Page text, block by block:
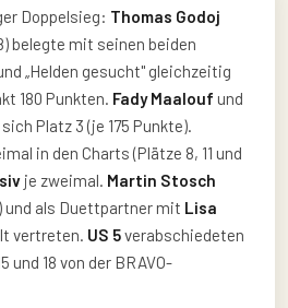
Doppelsieg: Thomas Godoj
belegte mit seinen beiden
„Helden gesucht" gleichzeitig
180 Punkten. Fady Maalouf und
Platz 3 (je 175 Punkte).
in den Charts (Plätze 8, 11 und
je zweimal. Martin Stosch
und als Duettpartner mit Lisa
vertreten. US 5verabschiedeten
und 18 von der BRAVO-